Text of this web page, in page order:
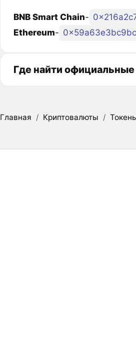
BNB Smart Chain-
Ethereum-
Где найти
Главная / Криптовалюты /